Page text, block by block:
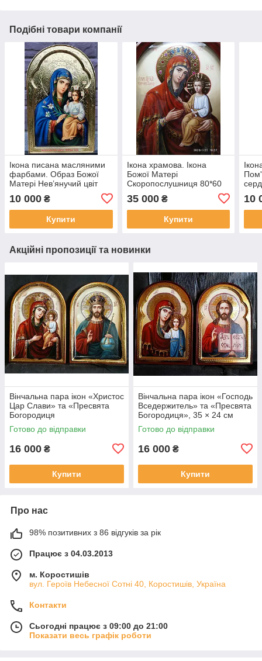
Подібні товари компанії
Ікона писана масляними
фарбами. Образ Божої
Матері Нев’янучий цвіт
10 000 ₴
Купити
Ікона храмова. Ікона
Божої Матері
Скоропослушниця 80*60
35 000₴
Купити
10
Акційні пропозиції та новинки
Вінчальна пара ікон «Христос
Цар Слави» та «Пресвята
Богородиця
Скоропослушниця», 35 × 24
см
Готово до відправки
16 000 ₴
Купити
Вінчальна пара ікон «Господь
Вседержитель» та «Пресвята
Богородиця», 35 × 24 см
Готово до відправки
16 000 ₴
Купити
Про нас
98% позитивних з 86 відгуків за рік
Працює з 04.03.2013
м. Коростишів
вул. Героїв Небесної Сотні 40, Коростишів, Україна
Контакти
Сьогодні працює з 09:00 до 21:00
Показати весь графік роботи